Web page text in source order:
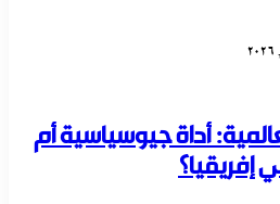
أداة جيوسياسية أم
إفريقيا؟